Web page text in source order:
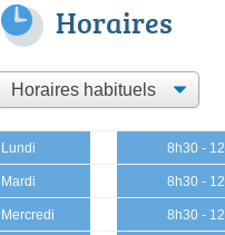
Horaires
Lundi 8h30 -
Mardi 8h30 -
Mercredi 8h30 -